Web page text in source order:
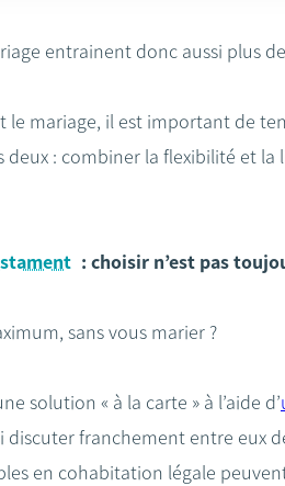
entrainent donc aussi plus
mariage, il est important de
: combiner la flexibilité et
: choisir n’est pas
sans vous marier ?
solution « à la carte » à l’aide d’
franchement entre eux
en cohabitation légale